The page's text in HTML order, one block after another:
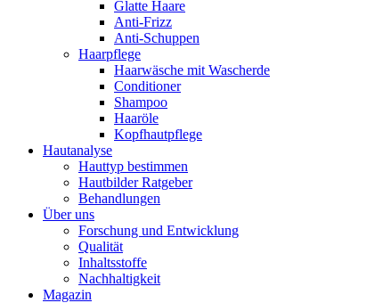
Glatte Haare
Anti-Frizz
Anti-Schuppen
Haarpflege
Haarwäsche mit Wascherde
Conditioner
Shampoo
Haaröle
Kopfhautpflege
Hautanalyse
Hauttyp bestimmen
Hautbilder Ratgeber
Behandlungen
Über uns
Forschung und Entwicklung
Qualität
Inhaltsstoffe
Nachhaltigkeit
Magazin